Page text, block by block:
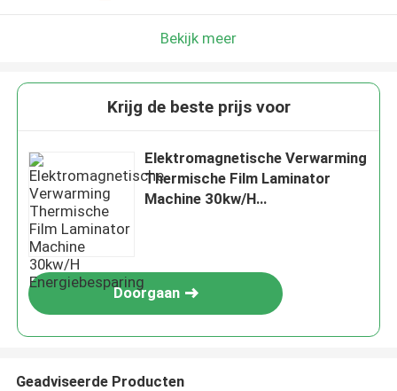
Bekijk meer
Krijg de beste prijs voor
Elektromagnetische Verwarming
Thermische Film Laminator
Machine 30kw/H
Doorgaan
Geadviseerde Producten